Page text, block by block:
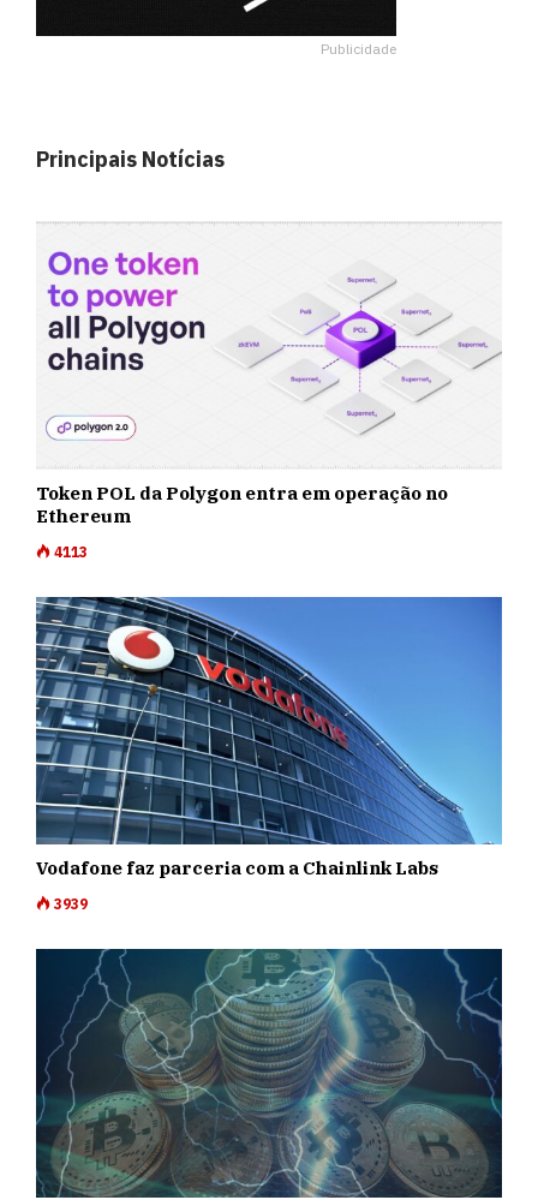
Publicidade
Principais Notícias
Token POL da Polygon entra em operação no
Ethereum
4113
Vodafone faz parceria com a Chainlink Labs
3939